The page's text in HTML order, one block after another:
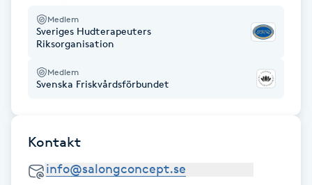
IPL hårborttagning
Japansk massage
Medlem
Sveriges Hudterapeuters
Riksorganisation
Medlem
Svenska Friskvårdsförbundet
Kontakt